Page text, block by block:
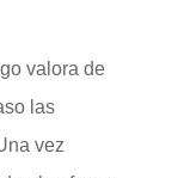
valora de
las
vez